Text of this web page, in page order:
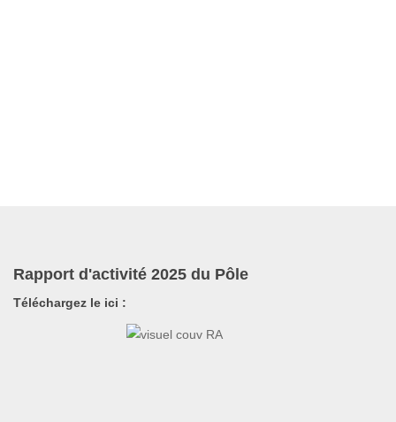
Rapport d'activité 2025 du Pôle
Téléchargez le ici :